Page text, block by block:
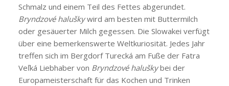
Schmalz und einem Teil des Fettes abgerundet.
Bryndzové haluškywird am besten mit Buttermilch
oder gesäuerter Milch gegessen. Die Slowakei verfügt
über eine bemerkenswerte Weltkuriosität. Jedes Jahr
treffen sich im Bergdorf Turecká am Fuße der Fatra
Veľká Liebhaber von Bryndzové haluškybei der
Europameisterschaft für das Kochen und Trinken